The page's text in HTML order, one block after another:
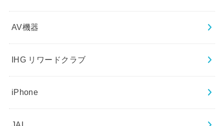
AV機器
IHG リワードクラブ
iPhone